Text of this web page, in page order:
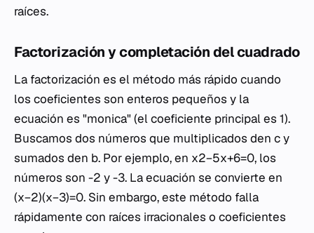
raíces.
Factorización y completación del cuadrado
La factorización es el método más rápido cuando
los coeficientes son enteros pequeños y la
ecuación es "monica" (el coeficiente principal es 1).
Buscamos dos números que multiplicados den c y
sumados den b. Por ejemplo, en x2−5x+6=0, los
números son -2 y -3. La ecuación se convierte en
(x−2)(x−3)=0. Sin embargo, este método falla
rápidamente con raíces irracionales o coeficientes